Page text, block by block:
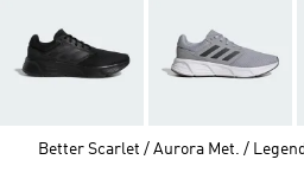
Better Scarlet / Aurora Met. /